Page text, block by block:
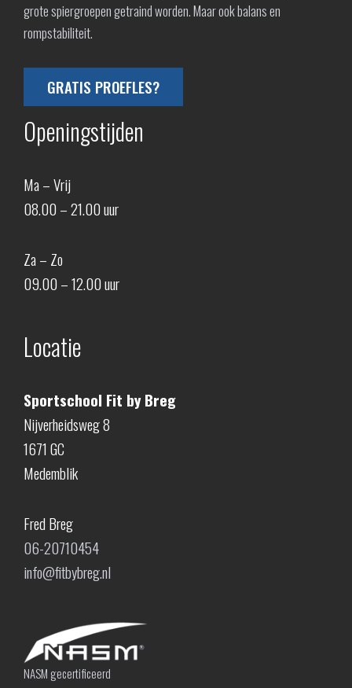
grote spiergroepen getraind worden. Maar ook balans en
rompstabiliteit.
GRATIS PROEFLES?
Openingstijden
Ma – Vrij
08.00 – 21.00 uur
Za – Zo
09.00 – 12.00 uur
Locatie
Sportschool Fit by Breg
Nijverheidsweg 8
1671 GC
Medemblik
Fred Breg
06-20710454
info@fitbybreg.nl
NASM gecertificeerd